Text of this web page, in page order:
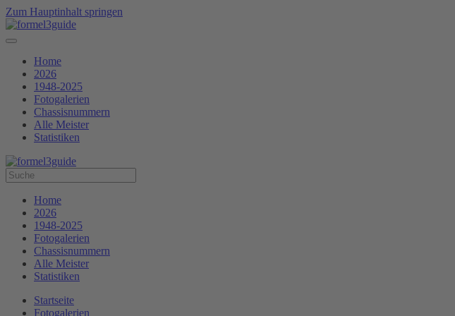
Zum Hauptinhalt springen
Home
2026
1948-2025
Fotogalerien
Chassisnummern
Alle Meister
Statistiken
Home
2026
1948-2025
Fotogalerien
Chassisnummern
Alle Meister
Statistiken
Startseite
Fotogalerien